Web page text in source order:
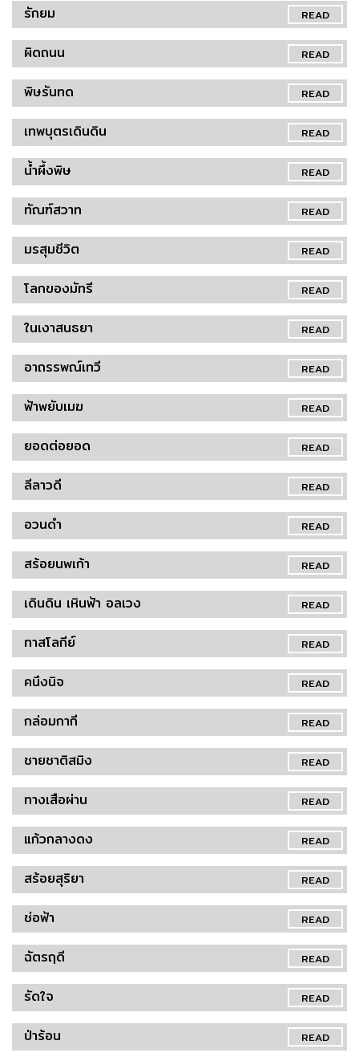
READ
รักยม
READ
ผิดถนน
READ
พิษรันทด
READ
เทพบุตรเดินดิน
READ
น้ำผึ้งพิษ
READ
ทัณฑ์สวาท
READ
มรสุมชีวิต
READ
โลกของมัทรี
READ
ในเงาสนธยา
READ
อาถรรพณ์เทวี
READ
ฟ้าพยับเมฆ
READ
ยอดต่อยอด
READ
ลีลาวดี
READ
อวนดำ
READ
สร้อยนพเก้า
READ
เดินดิน เหินฟ้า อลเวง
READ
ทาสโลกีย์
READ
คนึงนิจ
READ
กล่อมกากี
READ
ชายชาติสมิง
READ
ทางเสือผ่าน
READ
แก้วกลางดง
READ
สร้อยสุริยา
READ
ช่อฟ้า
READ
ฉัตรฤดี
READ
รัดใจ
READ
ป่าร้อน